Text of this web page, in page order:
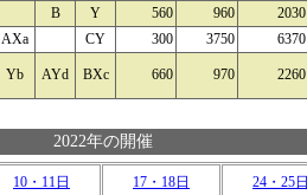
B Y 560 960 2030
AXa CY 300 3750 6370
Yb AYd BXc 660 970 2260
2022年の開催
10・11日 17・18日 24・25日